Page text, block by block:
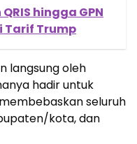
hingga GPN
Tarif Trump
langsung oleh
hadir untuk
seluruh
kota, dan